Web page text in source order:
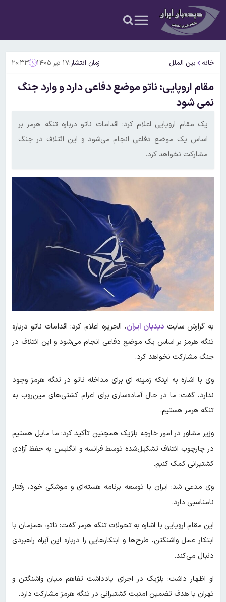
خانه بین الملل زمان انتشار:۱۷ تیر ۱۴۰۵ ۲۰:۳۳
مقام اروپایی: ناتو موضع دفاعی دارد و وارد جنگ
نمی شود
یک مقام اروپایی اعلام کرد: اقدامات ناتو درباره تنگه هرمز بر
اساس یک موضع دفاعی انجام می‌شود و این ائتلاف در جنگ
مشارکت نخواهد کرد.
به گزارش سایت دیدبان ایران، الجزیره اعلام کرد: اقدامات ناتو درباره
تنگه هرمز بر اساس یک موضع دفاعی انجام می‌شود و این ائتلاف در
جنگ مشارکت نخواهد کرد.
وی با اشاره به اینکه زمینه ای برای مداخله ناتو در تنگه هرمز وجود
ندارد، گفت: ما در حال آماده‌سازی برای اعزام کشتی‌های مین‌روب به
تنگه هرمز هستیم.
وزیر مشاور در امور خارجه بلژیک همچنین تأکید کرد: ما مایل هستیم
در چارچوب ائتلاف تشکیل‌شده توسط فرانسه و انگلیس به حفظ آزادی
کشتیرانی کمک کنیم.
وی مدعی شد: ایران با توسعه برنامه هسته‌ای و موشکی خود، رفتار
نامناسبی دارد.
این مقام اروپایی با اشاره به تحولات تنگه هرمز گفت: ناتو، همزمان با
ابتکار عمل واشنگتن، طرح‌ها و ابتکارهایی را درباره این آبراه راهبردی
دنبال می‌کند.
او اظهار داشت: بلژیک در اجرای یادداشت تفاهم میان واشنگتن و
تهران با هدف تضمین امنیت کشتیرانی در تنگه هرمز مشارکت دارد.